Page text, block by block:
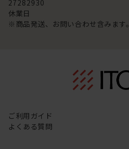
27282930
休業日
※商品発送、お問い合わせ含みます。
ご利用ガイド
よくある質問